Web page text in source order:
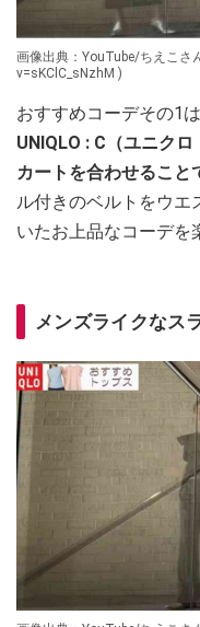
画像出典：YouTube/ちえこ
v=sKClC_sNzhM )
おすすめコーデその1
UNIQLO : C（ユニク
カートを合わせること
ル付きのベルトをウエ
いたお上品なコーデを
メンズライクなス